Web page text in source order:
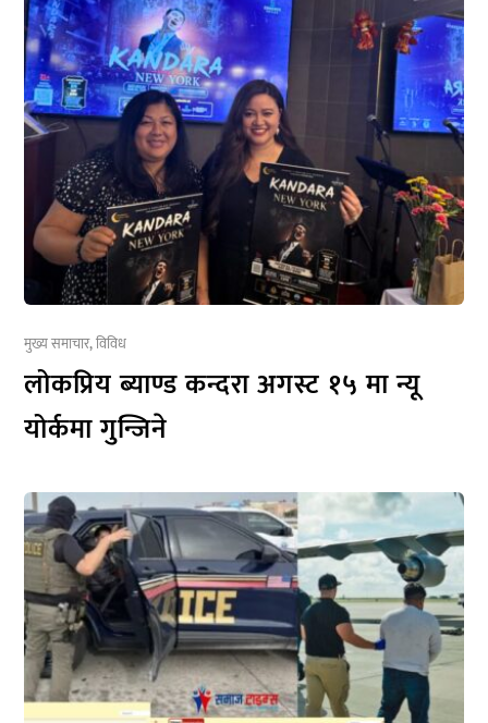
मुख्य समाचार,विविध
लोकप्रिय ब्याण्ड कन्दरा अगस्ट १५ मा न्यू
योर्कमा गुन्जिने